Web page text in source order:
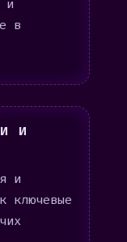
и
в
и
и
ключевые